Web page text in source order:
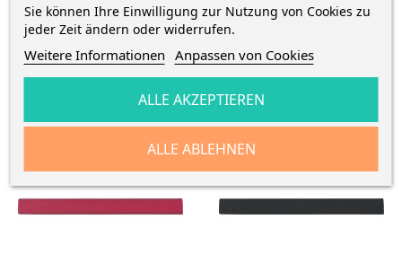
IN DEN WARENKORB
Sie können Ihre Einwilligung zur Nutzung von Cookies zu
jeder Zeit ändern oder widerrufen.
Weitere Informationen Anpassen von Cookies
ALLE ABLEHNEN
ALLE AKZEPTIEREN